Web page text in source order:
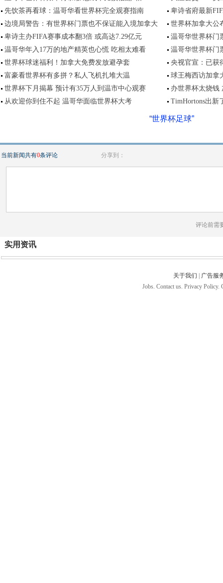
先饮茶再看球：温哥华看世界杯完全观赛指南
卑诗省府最新
边境局警告：有世界杯门票也不保证能入境加拿大
世界杯加拿大公
卑诗主办FIFA赛事成本翻3倍 或高达7.29亿元
温哥华世界杯门
温哥华年入17万的地产精英也心慌 吃相太难看
温哥华世界杯门
世界杯球迷福利！加拿大免费发放避孕套
央视官宣：已获
富豪看世界杯有多拼？私人飞机扎堆大温
球王梅西访加拿
世界杯下月揭幕 预计有35万人到温市中心观赛
办世界杯太烧钱
从欢迎你到住不起 温哥华面临世界杯大考
TimHortons出新
“世界杯足球”
当前新闻共有0条评论 分享到：
评论前需
实用资讯
关于我们
广告服
Jobs. Contact us. Privacy